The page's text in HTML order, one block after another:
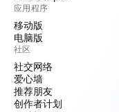
应用程序
移动版
电脑版
社区
社交网络
爱心墙
推荐朋友
创作者计划